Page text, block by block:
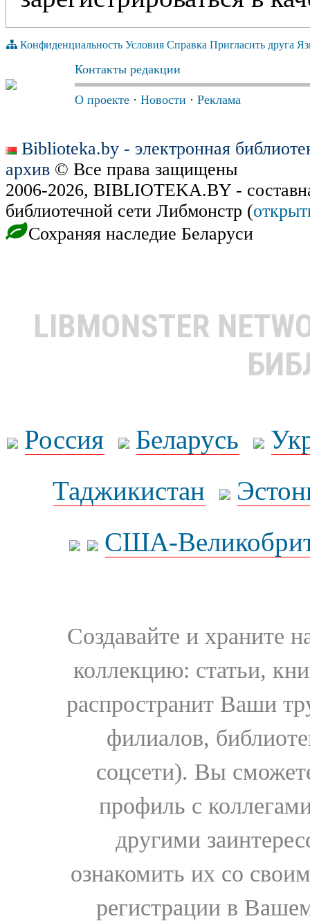
Конфиденциальность Условия Справка Пригласить друга
Контакты редакции
О проекте · Новости · Реклама
Biblioteka.by - электронная
архив © Все права защищены
2006-2026, BIBLIOTEKA.BY -
библиотечной сети Либмонстр (
Сохраняя наследие Беларуси
LIBMONSTER
Россия Беларусь
Таджикистан
США-
Создавайте и храните
коллекцию: статьи,
распространит Ваши
филиалов,
соцсети). Вы
профиль с
другими
ознакомить их со
регистрации в